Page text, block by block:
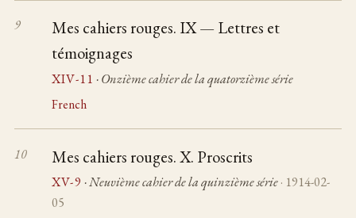
Mes cahiers rouges. IX — Lettres et
témoignages
XIV-11 · Onzième cahier de la quatorzième série
French
Mes cahiers rouges. X. Proscrits
XV-9 · Neuvième cahier de la quinzième série· 1914-02-
05